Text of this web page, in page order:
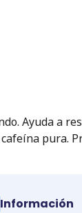
Ayuda a
pura.
Información